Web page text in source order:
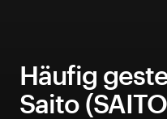
Häufig
Saito